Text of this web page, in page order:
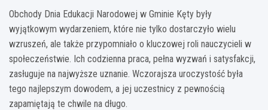
Obchody Dnia Edukacji Narodowej w Gminie Kęty były
wyjątkowym wydarzeniem, które nie tylko dostarczyło wielu
wzruszeń, ale także przypomniało o kluczowej roli nauczycieli w
społeczeństwie. Ich codzienna praca, pełna wyzwań i satysfakcji,
zasługuje na najwyższe uznanie. Wczorajsza uroczystość była
tego najlepszym dowodem, a jej uczestnicy z pewnością
zapamiętają te chwile na długo.